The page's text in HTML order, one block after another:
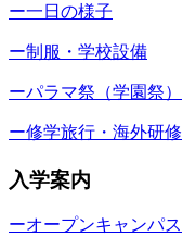
ー一日の様子
ー制服・学校設備
ーパラマ祭（学園祭）
ー修学旅行・海外研修
入学案内
ーオープンキャンパス